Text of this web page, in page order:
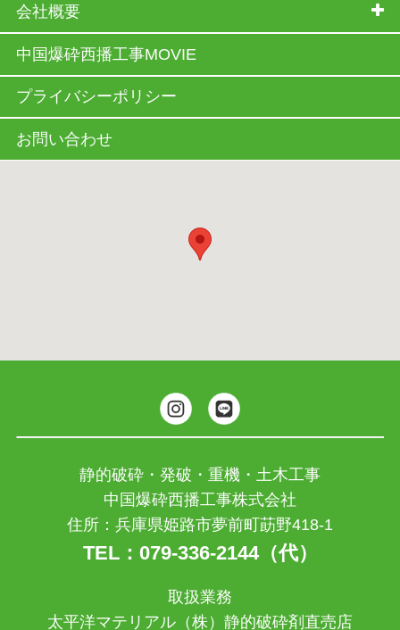
会社概要
中国爆砕西播工事MOVIE
プライバシーポリシー
お問い合わせ
静的破砕・発破・重機・土木工事
中国爆砕西播工事株式会社
住所：兵庫県姫路市夢前町莇野418-1
TEL：079-336-2144（代）
取扱業務
太平洋マテリアル（株）静的破砕剤直売店